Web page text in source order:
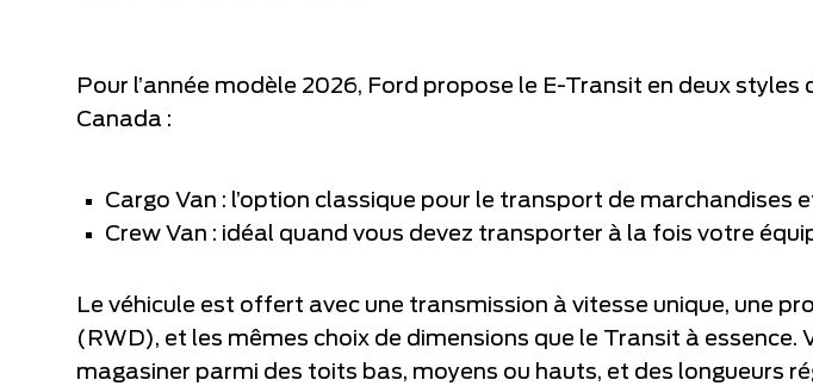
Pour l’année modèle 2026, Ford propose le E-Transit en deux styles
Canada :
Cargo Van : l’option classique pour le transport de marchandises
Crew Van : idéal quand vous devez transporter à la fois votre
Le véhicule est offert avec une transmission à vitesse unique, une
(RWD), et les mêmes choix de dimensions que le Transit à essence.
magasiner parmi des toits bas, moyens ou hauts, et des longueurs